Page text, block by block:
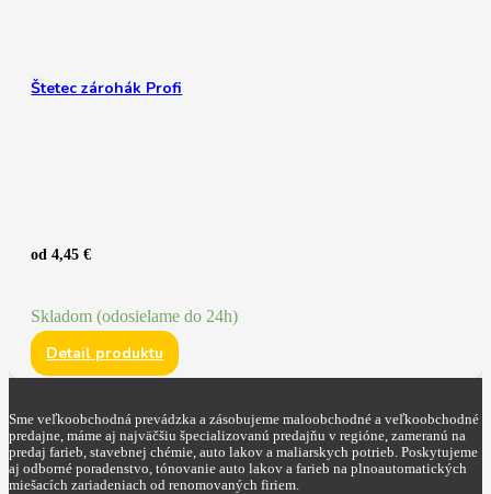
Štetec zárohák Profi
od4,45€
Skladom (odosielame do 24h)
Detail produktu
Sme veľkoobchodná prevádzka a zásobujeme maloobchodné a veľkoobchodné
predajne, máme aj najväčšiu špecializovanú predajňu v regióne, zameranú na
predaj farieb, stavebnej chémie, auto lakov a maliarskych potrieb. Poskytujeme
aj odborné poradenstvo, tónovanie auto lakov a farieb na plnoautomatických
miešacích zariadeniach od renomovaných firiem.